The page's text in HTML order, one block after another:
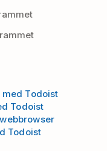
Todoist
Todoist
Todoist